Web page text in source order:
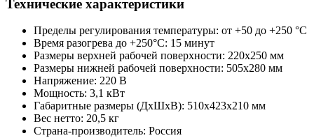
Технические характеристики
Пределы регулирования температуры: от +50 до +250 °С
Время разогрева до +250°С: 15 минут
Размеры верхней рабочей поверхности: 220х250 мм
Размеры нижней рабочей поверхности: 505х280 мм
Напряжение: 220 В
Мощность: 3,1 кВт
Габаритные размеры (ДхШхВ): 510х423х210 мм
Вес нетто: 20,5 кг
Страна-производитель: Россия